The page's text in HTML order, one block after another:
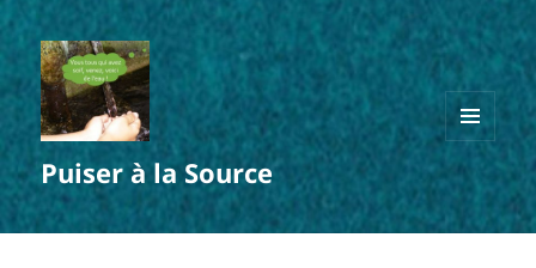
Puiser à la Source
MENU
ET
WIDGETS